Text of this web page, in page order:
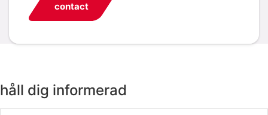
contact
håll dig informerad